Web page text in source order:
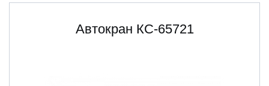
Автокран КС-65721